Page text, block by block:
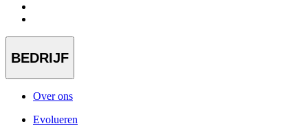
BEDRIJF
Over ons
Evolueren